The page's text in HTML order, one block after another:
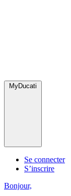
MyDucati
Se connecter
S’inscrire
Bonjour,